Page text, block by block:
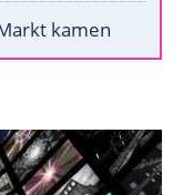
kamen